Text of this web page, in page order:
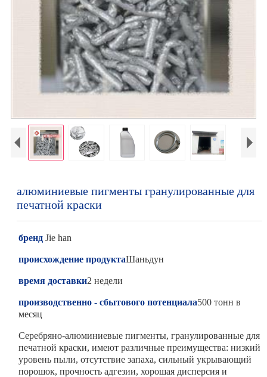
алюминиевые пигменты гранулированные для
печатной краски
брендJie han
происхождение продуктаШаньдун
время доставки2 недели
производственно - сбытового потенциала500 тонн в
месяц
Серебряно-алюминиевые пигменты, гранулированные для
печатной краски, имеют различные преимущества: низкий
уровень пыли, отсутствие запаха, сильный укрывающий
порошок, прочность адгезии, хорошая дисперсия и